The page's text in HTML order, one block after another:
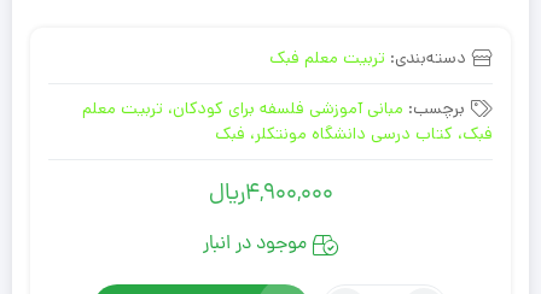
دسته‌بندی: تربیت معلم فبک
برچسب: مبانی آموزشی فلسفه برای کودکان، تربیت معلم
فبک، کتاب درسی دانشگاه مونتکلر، فبک
4,900,000ریال
موجود در انبار